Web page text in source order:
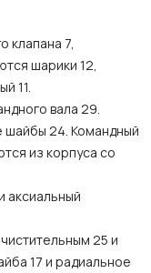
клапана 7,
шарики 12,
11.
вала 29.
шайбы 24. Командный
из корпуса со
аксиальный
25 и
17 и радиальное